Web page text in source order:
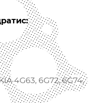
4G63, 6G72, 6G74,